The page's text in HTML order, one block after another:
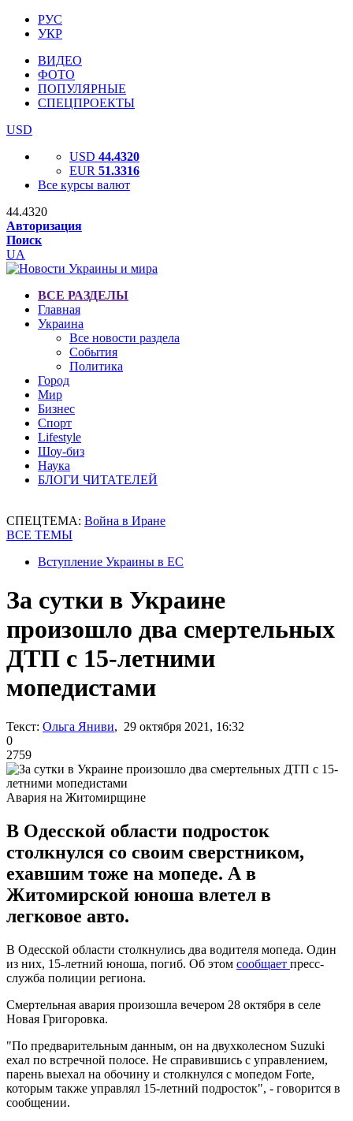
РУС
УКР
ВИДЕО
ФОТО
ПОПУЛЯРНЫЕ
СПЕЦПРОЕКТЫ
USD
USD 44.4320
EUR 51.3316
Все курсы валют
44.4320
Авторизация
Поиск
UA
ВСЕ РАЗДЕЛЫ
Главная
Украина
Все новости раздела
События
Политика
Город
Мир
Бизнес
Спорт
Lifestyle
Шоу-биз
Наука
БЛОГИ ЧИТАТЕЛЕЙ
СПЕЦТЕМА: Война в Иране
ВСЕ ТЕМЫ
Вступление Украины в ЕС
За сутки в Украине
произошло два смертельных
ДТП с 15-летними
мопедистами
Текст: Ольга Яниви, 29 октября 2021, 16:32
0
2759
Авария на Житомирщине
В Одесской области подросток
столкнулся со своим сверстником,
ехавшим тоже на мопеде. А в
Житомирской юноша влетел в
легковое авто.
В Одесской области столкнулись два водителя мопеда. Один
из них, 15-летний юноша, погиб. Об этом сообщает пресс-
служба полиции региона.
Смертельная авария произошла вечером 28 октября в селе
Новая Григоровка.
"По предварительным данным, он на двухколесном Suzuki
ехал по встречной полосе. Не справившись с управлением,
парень выехал на обочину и столкнулся с мопедом Forte,
которым также управлял 15-летний подросток", - говорится в
сообщении.